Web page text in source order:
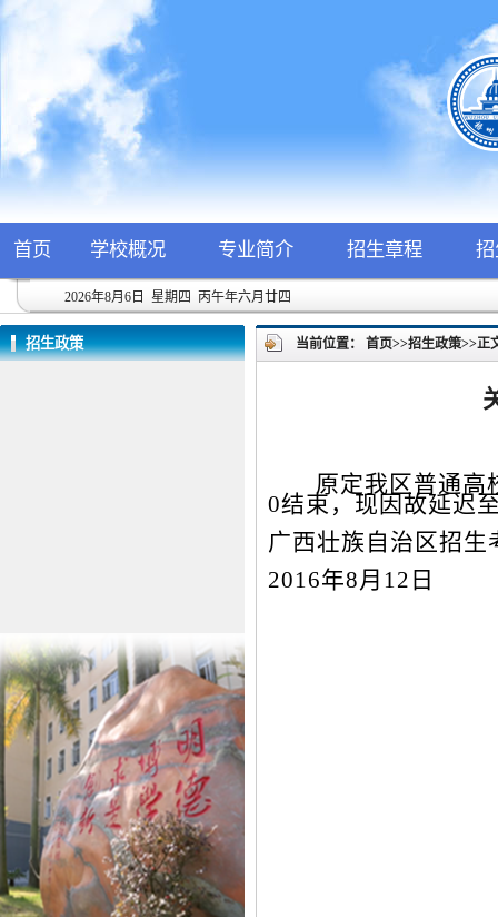
首页 学校概况 专业简介 招生章程
2026年8月6日 星期四 丙午年六月廿四
招生政策 当前位置： 首页>>招生政策>>正
原定我区普通高
0结束，现因故延迟
广西壮族自治区招生
2016年8月 12 日